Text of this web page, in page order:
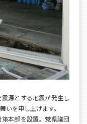
源とする地震が発生し
いを申し上げます。
本部を設置。党県議団